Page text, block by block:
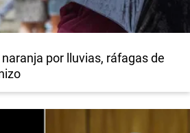
por lluvias, ráfagas de